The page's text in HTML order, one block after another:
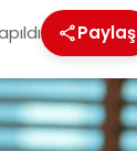
Paylaş